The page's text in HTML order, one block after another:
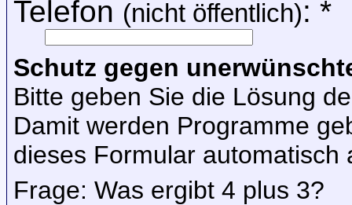
Telefon (nicht öffentlich): *
Schutz gegen
Bitte geben Sie die Lösung
Damit werden Programme
dieses Formular automatisch
Frage: Was ergibt 4 plus 3?